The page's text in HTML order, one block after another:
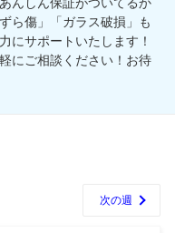
ら傷」「ガラス破損」も
にサポートいたします！
にご相談ください！お待
次の週